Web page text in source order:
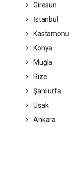
Giresun
İstanbul
Kastamonu
Konya
Muğla
Rize
Şanlıurfa
Uşak
Ankara